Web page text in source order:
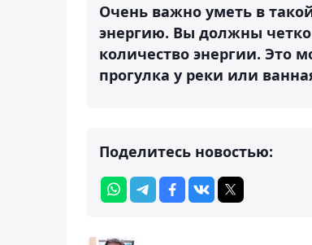
Очень важно уметь в
энергию. Вы должны
количество энергии. Это
прогулка у реки или
Поделитесь новостью: